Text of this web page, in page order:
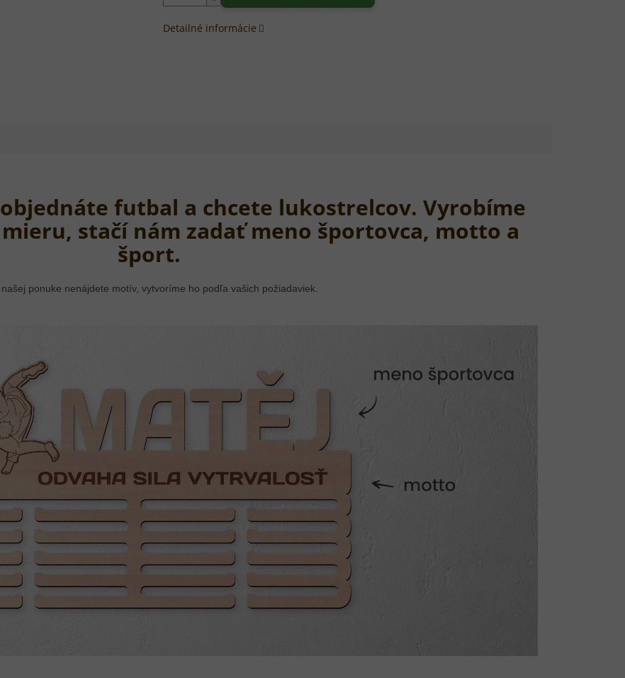
Detailné informácie
futbal a chcete lukostrelcov. Vyrobíme
stačí nám zadať meno športovca, motto a
šport.
ponuke nenájdete motív, vytvoríme ho podľa vašich požiadaviek.